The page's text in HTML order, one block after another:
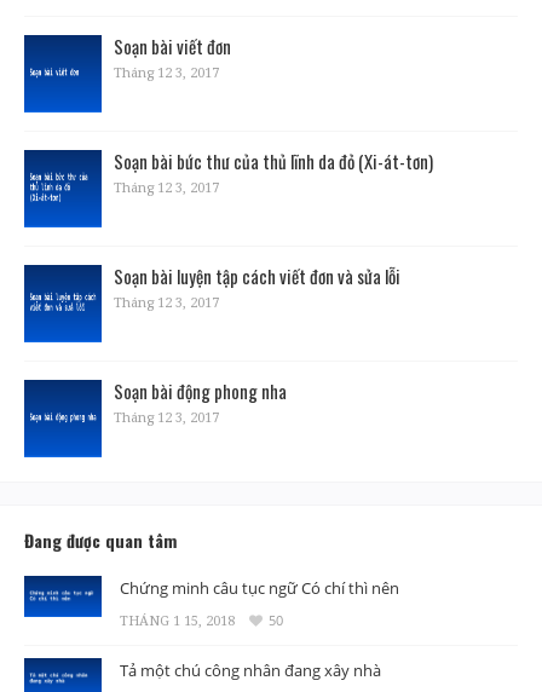
Soạn bài viết đơn
Tháng 12 3, 2017
Soạn bài bức thư của thủ lĩnh da đỏ (Xi-át-tơn)
Tháng 12 3, 2017
Soạn bài luyện tập cách viết đơn và sửa lỗi
Tháng 12 3, 2017
Soạn bài động phong nha
Tháng 12 3, 2017
Đang được quan tâm
Chứng minh câu tục ngữ Có chí thì nên
THÁNG 1 15, 2018 50
Tả một chú công nhân đang xây nhà